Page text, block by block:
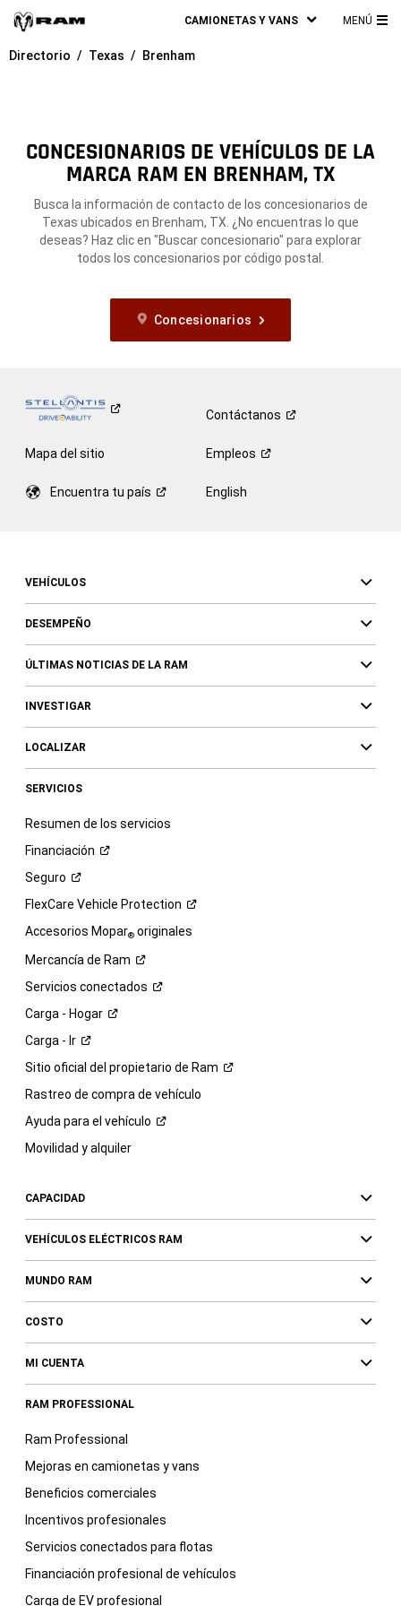
CAMIONETAS Y VANS MENÚ
Directorio Texas Brenham
CONCESIONARIOS DE VEHÍCULOS DE LA
MARCA RAM EN BRENHAM, TX
Busca la información de contacto de los concesionarios de
Texas ubicados en Brenham, TX. ¿No encuentras lo que
deseas? Haz clic en "Buscar concesionario" para explorar
todos los concesionarios por código postal.
Concesionarios
Contáctanos
Mapa del sitio Empleos
Encuentra tu país English
VEHÍCULOS
DESEMPEÑO
ÚLTIMAS NOTICIAS DE LA RAM
INVESTIGAR
LOCALIZAR
SERVICIOS
Resumen de los servicios
Financiación
Seguro
FlexCare Vehicle Protection
Accesorios Mopar®originales
Mercancía de Ram
Servicios conectados
Carga - Hogar
Carga - Ir
Sitio oficial del propietario de Ram
Rastreo de compra de vehículo
Ayuda para el vehículo
Movilidad y alquiler
CAPACIDAD
VEHÍCULOS ELÉCTRICOS RAM
MUNDO RAM
COSTO
MI CUENTA
RAM PROFESSIONAL
Ram Professional
Mejoras en camionetas y vans
Beneficios comerciales
Incentivos profesionales
Servicios conectados para flotas
Financiación profesional de vehículos
Carga de EV profesional